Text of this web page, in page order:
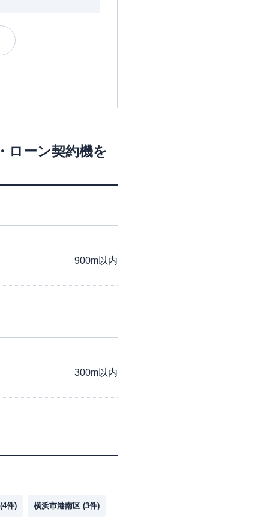
ローン契約機を
900m以内
300m以内
(4件) 横浜市港南区 (3件)